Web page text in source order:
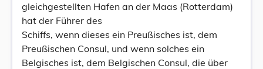
gleichgestellten Hafen an der Maas (Rotterdam)
hat der Führer des
Schiffs, wenn dieses ein Preußisches ist, dem
Preußischen Consul, und wenn solches ein
Belgisches ist, dem Belgischen Consul, die über